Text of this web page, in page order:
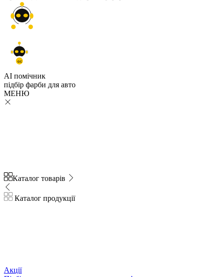
GC
AI помічник
підбір фарби для авто
МЕНЮ
Каталог товарів
Каталог продукції
Акції